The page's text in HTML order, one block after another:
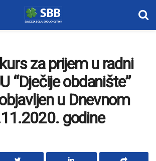
za prijem u radni
“Dječije obdanište”
u Dnevnom
godine